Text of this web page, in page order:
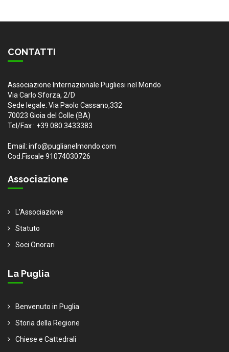
CONTATTI
Associazione Internazionale Pugliesi nel Mondo
Via Carlo Sforza, 2/D
Sede legale: Via Paolo Cassano,332
70023 Gioia del Colle (BA)
Tel/Fax : +39 080 3433383
Email: info@puglianelmondo.com
Cod.Fiscale 91074030726
Associazione
L'Associazione
Statuto
Soci Onorari
La Puglia
Benvenuto in Puglia
Storia della Regione
Chiese e Cattedrali